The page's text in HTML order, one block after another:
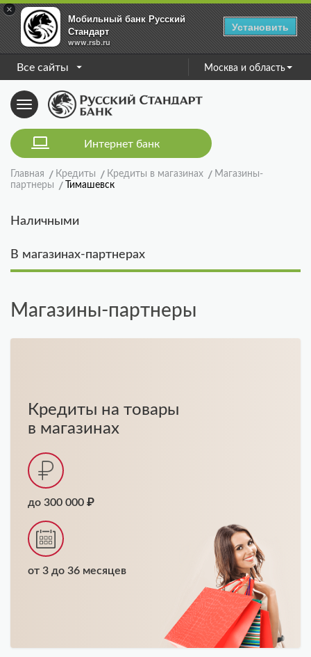
×
Мобильный банк Русский
Стандарт
www.rsb.ru
Установить
Все сайты Москва и область
Toggle
navigation
Интернет банк
Главная Кредиты Кредиты в магазинах
Магазины-
партнеры
Тимашевск
Наличными
В магазинах-партнерах
Магазины-партнеры
Кредиты на товары
в магазинах
до 300 000 ₽
от 3 до 36 месяцев